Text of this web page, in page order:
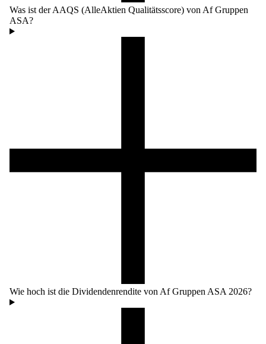
Was ist der AAQS (AlleAktien Qualitätsscore) von Af Gruppen
ASA?
Wie hoch ist die Dividendenrendite von Af Gruppen ASA 2026?